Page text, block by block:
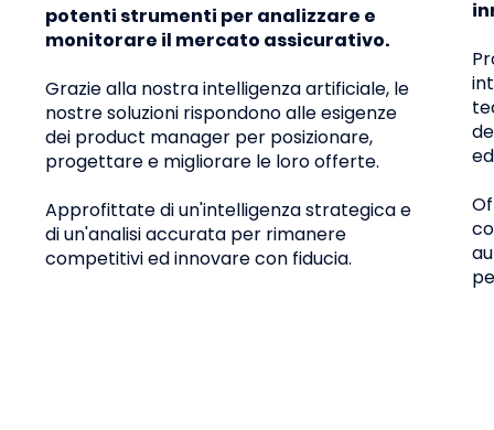
potenti strumenti per analizzare e
monitorare il mercato assicurativo.
Grazie alla nostra intelligenza artificiale, le
nostre soluzioni rispondono alle esigenze
dei product manager per posizionare,
progettare e migliorare le loro offerte.
Approfittate di un'intelligenza strategica e
di un'analisi accurata per rimanere
competitivi ed innovare con fiducia.